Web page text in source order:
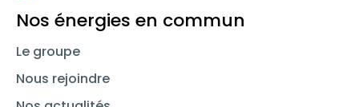
Nos énergies en commun
Le groupe
Nous rejoindre